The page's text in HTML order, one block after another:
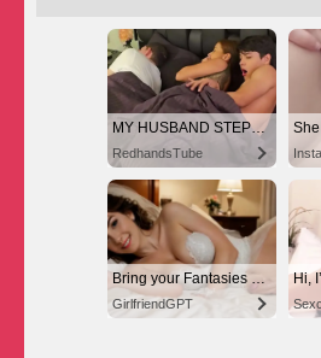
MY HUSBAND STEPSON MISTAKENLY GIVES ME IN THE ASS
RedhandsTube
Bring your Fantasies to life
GirlfriendGPT
Hi,